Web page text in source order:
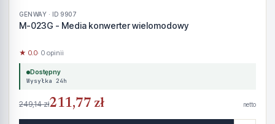
GENWAY · ID 9907
M-023G - Media konwerter wielomodowy
★ 0.0· 0 opinii
Dostępny
Wysyłka 24h
249,14 zł211,77 zł netto